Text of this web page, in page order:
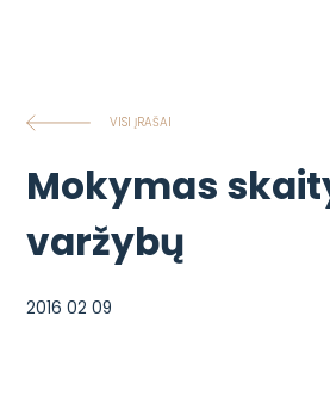
VISI ĮRAŠAI
Mokymas
varžybų
2016 02 09